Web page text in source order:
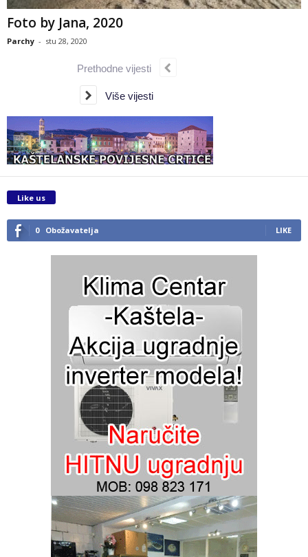
Foto by Jana, 2020
Parchy - stu 28, 2020
Prethodne vijesti
Više vijesti
Like us
0 Obožavatelja LIKE